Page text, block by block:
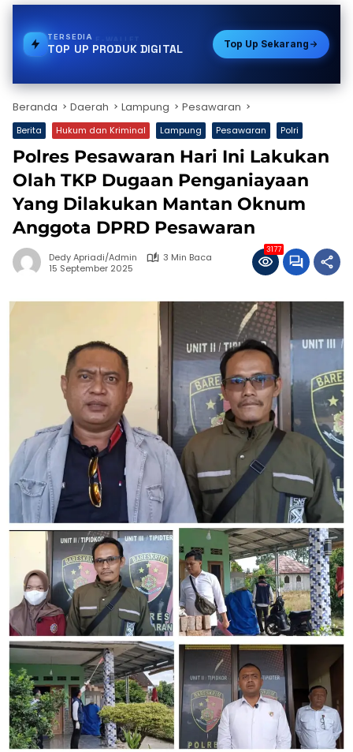
TERSEDIA
TOP UP PRODUK DIGITAL Top Up Sekarang
Beranda Daerah Lampung Pesawaran
Berita Hukum dan Kriminal Lampung Pesawaran Polri
Polres Pesawaran Hari Ini Lakukan
Olah TKP Dugaan Penganiayaan
Yang Dilakukan Mantan Oknum
Anggota DPRD Pesawaran
Dedy Apriadi/Admin
3 Min Baca
15 September 2025
3177